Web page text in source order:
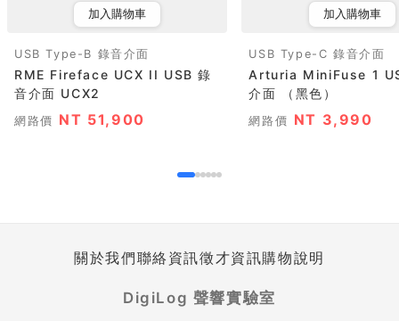
加入購物車
USB Type-B 錄音介面
RME Fireface UCX II USB 錄
音介面 UCX2
網路價 NT 51,900
加入購物車
USB Type-C 錄音介面
Arturia MiniFuse 1 USB 錄音
介面 （黑色）
網路價 NT 3,990
關於我們聯絡資訊徵才資訊購物說明
DigiLog 聲響實驗室